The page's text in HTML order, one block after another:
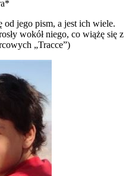
od jego pism, a jest ich wiele.
wokół niego, co wiążę się z
„Tracce”)